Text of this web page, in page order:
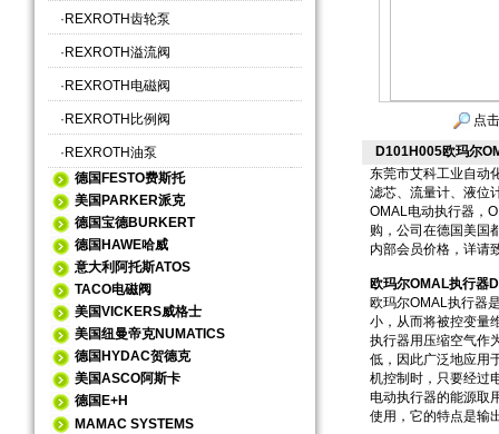
· REXROTH齿轮泵
· REXROTH溢流阀
· REXROTH电磁阀
· REXROTH比例阀
· REXROTH油泵
德国FESTO费斯托
美国PARKER派克
德国宝德BURKERT
德国HAWE哈威
意大利阿托斯ATOS
TACO电磁阀
美国VICKERS威格士
美国纽曼帝克NUMATICS
德国HYDAC贺德克
美国ASCO阿斯卡
德国E+H
MAMAC SYSTEMS
点
D101H005欧玛尔
东莞市艾科工业自动
滤芯、流量计、液位
OMAL电动执行器，
购，公司在德国美国
内部会员价格，详请
欧玛尔OMAL执行器
欧玛尔OMAL执行器
小，从而将被控变量
执行器用压缩空气作
低，因此广泛地应用
机控制时，只要经过
电动执行器的能源取
使用，它的特点是输